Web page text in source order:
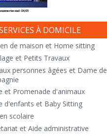
À DOMICILE
de maison et Home sitting
et Petits Travaux
personnes âgées et Dame de
et Promenade d'animaux
d'enfants et Baby Sitting
scolaire
et Aide administrative